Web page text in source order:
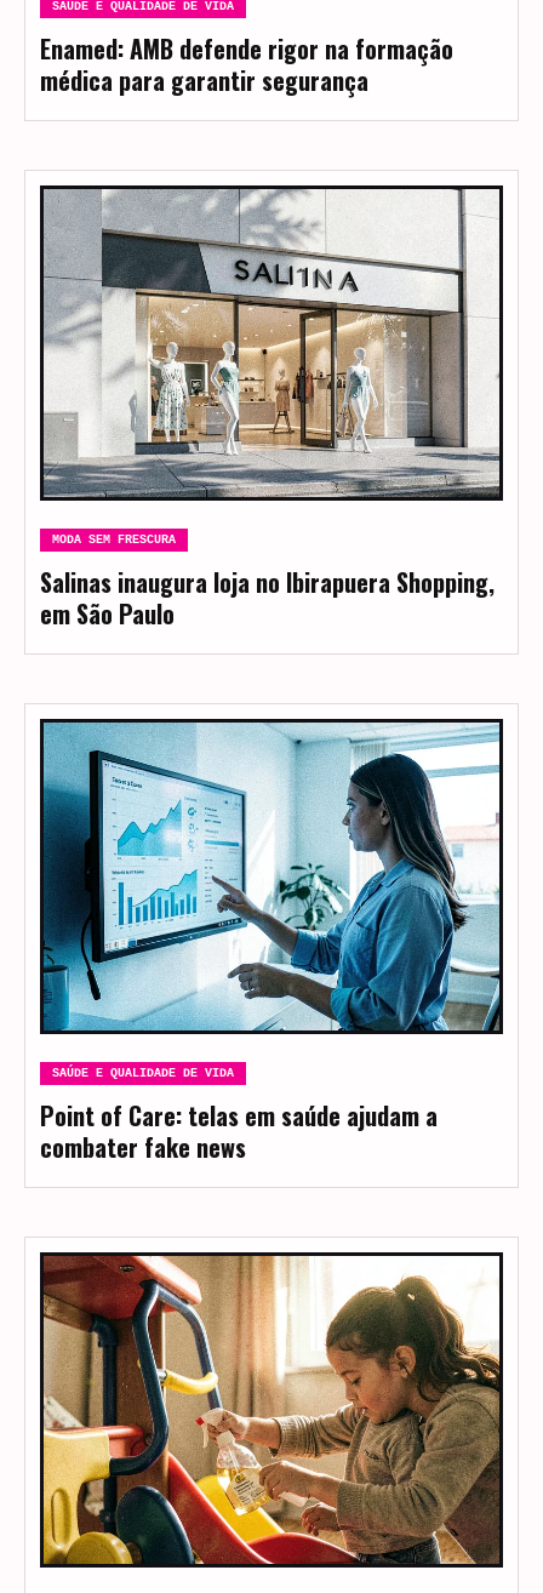
SAÚDE E QUALIDADE DE VIDA
Enamed: AMB defende rigor na formação
médica para garantir segurança
MODA SEM FRESCURA
Salinas inaugura loja no Ibirapuera Shopping,
em São Paulo
SAÚDE E QUALIDADE DE VIDA
Point of Care: telas em saúde ajudam a
combater fake news